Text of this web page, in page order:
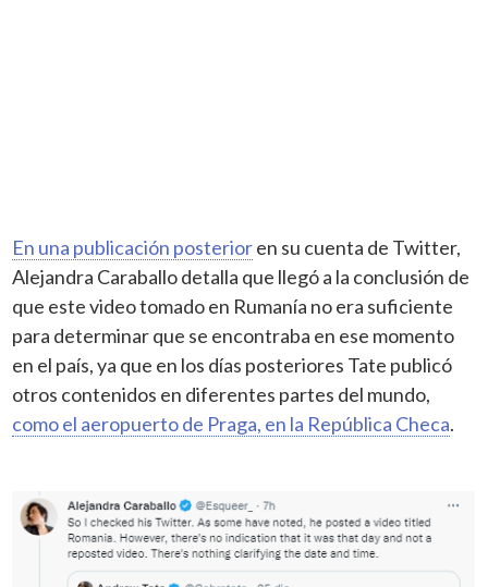
En una publicación posterioren su cuenta de Twitter,
Alejandra Caraballo detalla que llegó a la conclusión de
que este video tomado en Rumanía no era suficiente
para determinar que se encontraba en ese momento
en el país, ya que en los días posteriores Tate publicó
otros contenidos en diferentes partes del mundo,
como el aeropuerto de Praga, en la República Checa.